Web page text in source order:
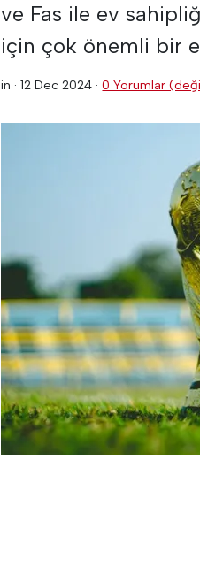
ve Fas ile ev
için çok önemli bir
in ·12 Dec 2024 ·0 Yorumlar